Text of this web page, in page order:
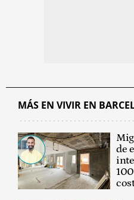
MÁS EN VIVIR EN
de